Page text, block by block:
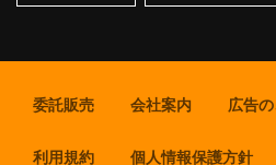
委託販売 会社案内 広告
利用規約 個人情報保護方針